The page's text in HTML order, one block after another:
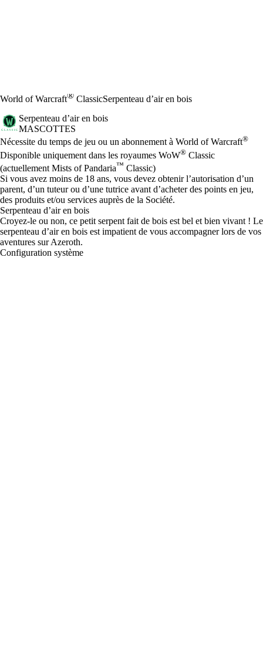
World of Warcraft® ClassicSerpenteau d’air en bois
Serpenteau d’air en bois
MASCOTTES
Prix
Available actions
Nécessite du temps de jeu ou un abonnement à World of Warcraft®
Disponible uniquement dans les royaumes WoW® Classic
(actuellement Mists of Pandaria™ Classic)
Si vous avez moins de 18 ans, vous devez obtenir l’autorisation d’un
parent, d’un tuteur ou d’une tutrice avant d’acheter des points en jeu,
des produits et/ou services auprès de la Société.
Serpenteau d’air en bois
Croyez-le ou non, ce petit serpent fait de bois est bel et bien vivant ! Le
serpenteau d’air en bois est impatient de vous accompagner lors de vos
aventures sur Azeroth.
Configuration système